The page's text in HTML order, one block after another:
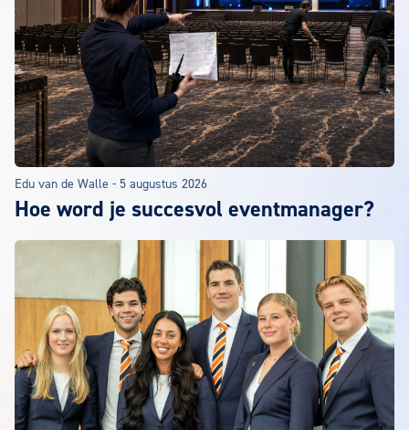
Edu van de Walle - 5 augustus 2026
Hoe word je succesvol eventmanager?